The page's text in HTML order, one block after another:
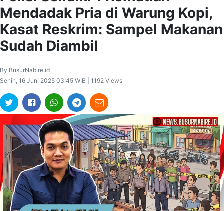
Mendadak Pria di Warung Kopi,
Kasat Reskrim: Sampel Makanan
Sudah Diambil
By BusurNabire.id
Senin, 16 Juni 2025 03:45 WIB | 1192 Views